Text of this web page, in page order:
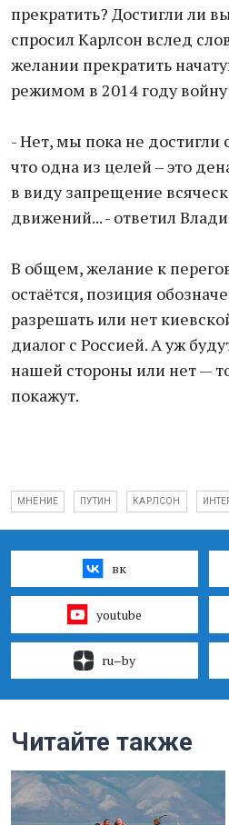
прекратить? Достигли ли
спросил Карлсон вслед
желании прекратить
режимом в 2014 году
- Нет, мы пока не достигли
что одна из целей – это
в виду запрещение
движений... - ответил
В общем, желание к
остаётся, позиция
разрешать или нет
диалог с Россией. А уж
нашей стороны или нет —
покажут.
МНЕНИЕ ПУТИН КАРЛСОН
вк
youtube
ru–by
Читайте также